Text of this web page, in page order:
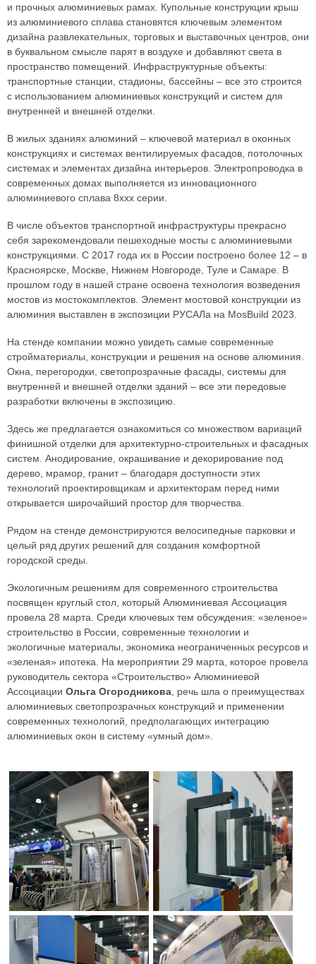
и прочных алюминиевых рамах. Купольные конструкции крыш
из алюминиевого сплава становятся ключевым элементом
дизайна развлекательных, торговых и выставочных центров, они
в буквальном смысле парят в воздухе и добавляют света в
пространство помещений. Инфраструктурные объекты:
транспортные станции, стадионы, бассейны – все это строится
с использованием алюминиевых конструкций и систем для
внутренней и внешней отделки.
В жилых зданиях алюминий – ключевой материал в оконных
конструкциях и системах вентилируемых фасадов, потолочных
системах и элементах дизайна интерьеров. Электропроводка в
современных домах выполняется из инновационного
алюминиевого сплава 8ххх серии.
В числе объектов транспортной инфраструктуры прекрасно
себя зарекомендовали пешеходные мосты с алюминиевыми
конструкциями. С 2017 года их в России построено более 12 – в
Красноярске, Москве, Нижнем Новгороде, Туле и Самаре. В
прошлом году в нашей стране освоена технология возведения
мостов из мостокомплектов. Элемент мостовой конструкции из
алюминия выставлен в экспозиции РУСАЛа на MosBuild 2023.
На стенде компании можно увидеть самые современные
стройматериалы, конструкции и решения на основе алюминия.
Окна, перегородки, светопрозрачные фасады, системы для
внутренней и внешней отделки зданий – все эти передовые
разработки включены в экспозицию.
Здесь же предлагается ознакомиться со множеством вариаций
финишной отделки для архитектурно-строительных и фасадных
систем. Анодирование, окрашивание и декорирование под
дерево, мрамор, гранит – благодаря доступности этих
технологий проектировщикам и архитекторам перед ними
открывается широчайший простор для творчества.
Рядом на стенде демонстрируются велосипедные парковки и
целый ряд других решений для создания комфортной
городской среды.
Экологичным решениям для современного строительства
посвящен круглый стол, который Алюминиевая Ассоциация
провела 28 марта. Среди ключевых тем обсуждения: «зеленое»
строительство в России, современные технологии и
экологичные материалы, экономика неограниченных ресурсов и
«зеленая» ипотека. На мероприятии 29 марта, которое провела
руководитель сектора «Строительство» Алюминиевой
Ассоциации Ольга Огородникова, речь шла о преимуществах
алюминиевых светопрозрачных конструкций и применении
современных технологий, предполагающих интеграцию
алюминиевых окон в систему «умный дом».